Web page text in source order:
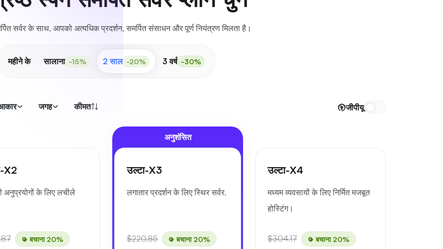
सर्वर के साथ, आपको अत्यधिक प्रदर्शन, समर्पित संसाधन और पूर्ण नियंत्रण मिलता है।
महीने के सालाना -15% 2 साल -20% 3 वर्ष -30%
जगह कीमत जीपीयू
X2
अनुप्रयोगों के लिए लचीले
बचाना 20%
अनुशंसित
उल्टा-X3
लगातार प्रदर्शन के लिए स्थिर सर्वर.
$220.85 बचाना 20%
उल्टा-X4
मध्यम व्यवसायों के लिए निर्मित मजबूत
होस्टिंग।
$304.17 बचाना 20%